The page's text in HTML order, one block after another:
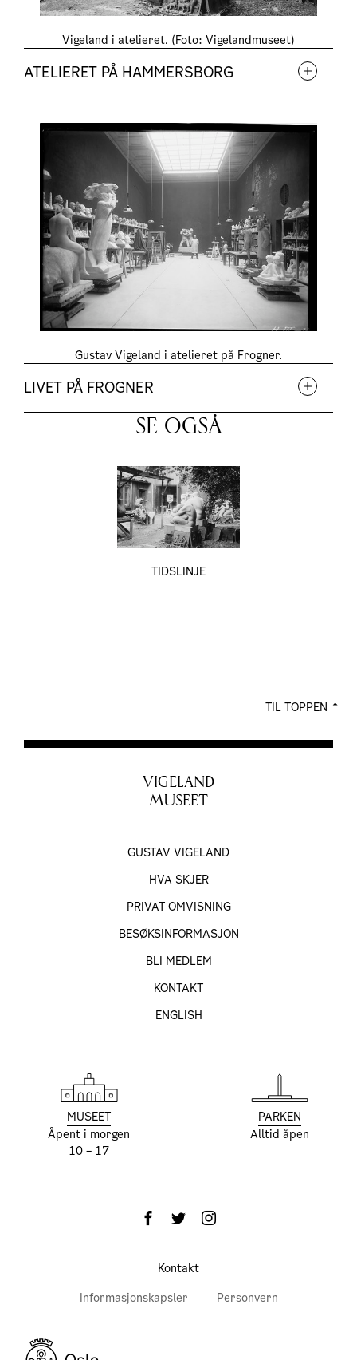
Vigeland i atelieret. (Foto: Vigelandmuseet)
ATELIERET PÅ HAMMERSBORG
Gustav Vigeland i atelieret på Frogner.
LIVET PÅ FROGNER
SE OGSÅ
TIDSLINJE
TIL TOPPEN
VIGELAND
MUSEET
GUSTAV VIGELAND
HVA SKJER
PRIVAT OMVISNING
BESØKS­INFORMASJON
BLI MEDLEM
KONTAKT
ENGLISH
MUSEET
Åpent i morgen
10 – 17
PARKEN
Alltid åpen
Kontakt
Informasjonskapsler
Personvern